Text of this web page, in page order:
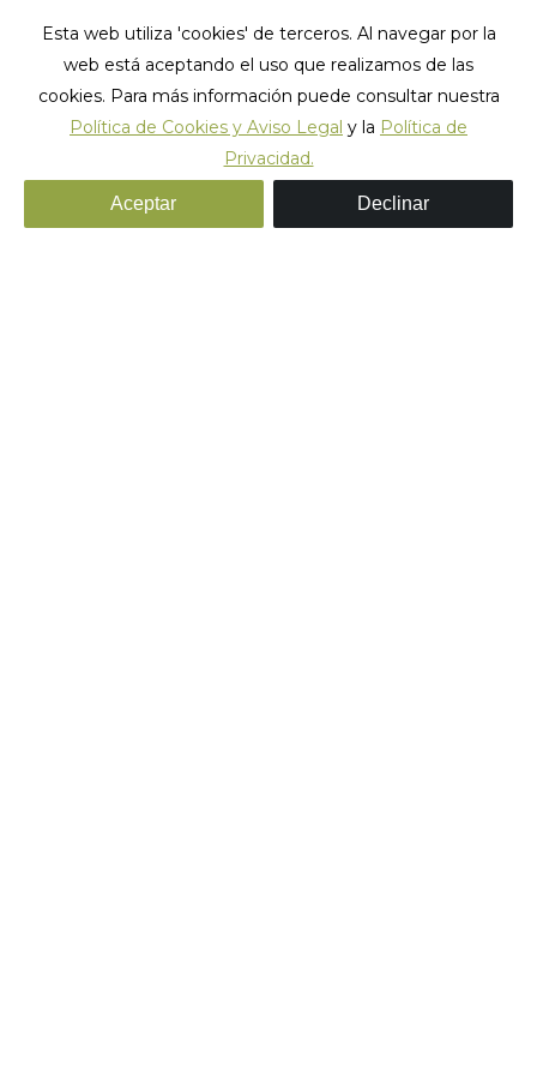
Digital-Award-TRA-2023
Estás aquí:
Inicio Digital-Award-TRA-2023
Esta web utiliza 'cookies' de terceros. Al navegar por la
web está aceptando el uso que realizamos de las
cookies. Para más información puede consultar nuestra
Política de Cookies y Aviso Legal y la Política de
Privacidad.
Aceptar Declinar